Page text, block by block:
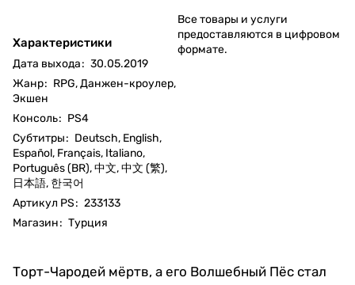
Характеристики
Дата выхода: 30.05.2019
Жанр: RPG, Данжен-кроулер,
Экшен
Консоль: PS4
Субтитры: Deutsch, English,
Español, Français, Italiano,
Português (BR), 中文, 中文 (繁),
日本語, 한국어
Артикул PS: 233133
Магазин: Турция
Все товары и услуги
предоставляются в цифровом
формате.
Торт-Чародей мёртв, а его Волшебный Пёс стал